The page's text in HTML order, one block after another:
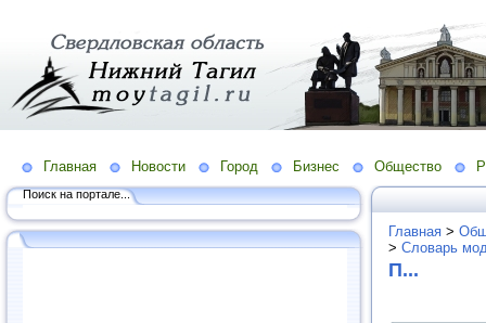
Главная Новости Город Бизнес Общество
Поиск на портале...
Главная >
> Словарь
П...